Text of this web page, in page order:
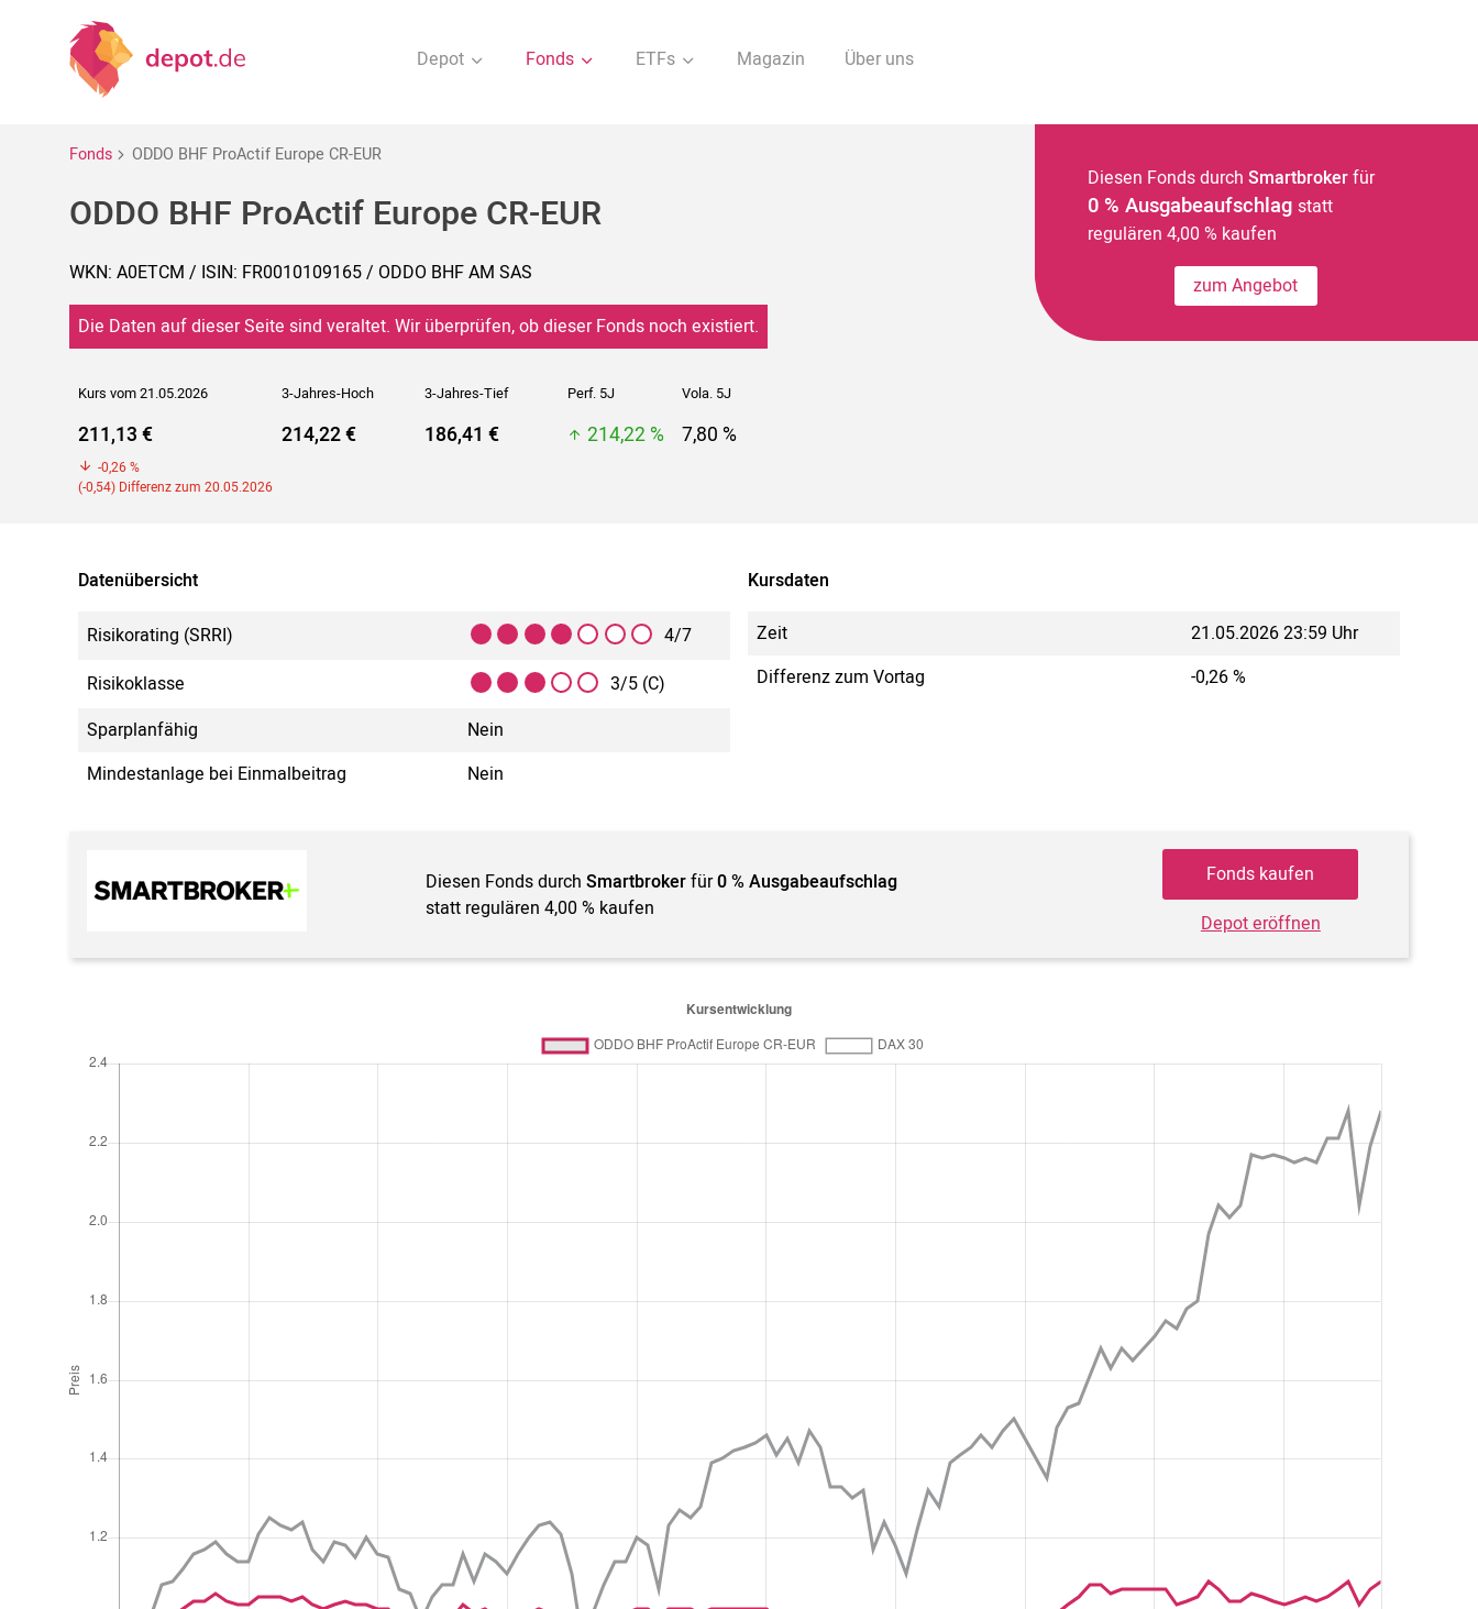
Depot Fonds ETFs Magazin Über uns
Fonds ODDO BHF ProActif Europe CR-EUR
ODDO BHF ProActif Europe CR-EUR
WKN: A0ETCM / ISIN: FR0010109165 / ODDO BHF AM SAS
Die Daten auf dieser Seite sind veraltet. Wir überprüfen, ob dieser Fonds noch existiert.
Kurs vom 21.05.2026 3-Jahres-Hoch 3-Jahres-Tief Perf. 5J Vola. 5J
211,13 €
-0,26 %
(-0,54) Differenz zum 20.05.2026
214,22 € 186,41 € 214,22 % 7,80 %
Diesen Fonds durch Smartbrokerfür
0 % Ausgabeaufschlag statt
regulären 4,00 % kaufen
zum Angebot
Datenübersicht
Risikorating (SRRI)
4/7
Risikoklasse
3/5 (C)
Sparplanfähig
Nein
Mindestanlage bei Einmalbeitrag
Nein
Kursdaten
Zeit
21.05.2026 23:59 Uhr
Differenz zum Vortag
-0,26 %
Diesen Fonds durchSmartbrokerfür0 % Ausgabeaufschlag
statt regulären 4,00 % kaufen
Fonds kaufen
Depot eröffnen